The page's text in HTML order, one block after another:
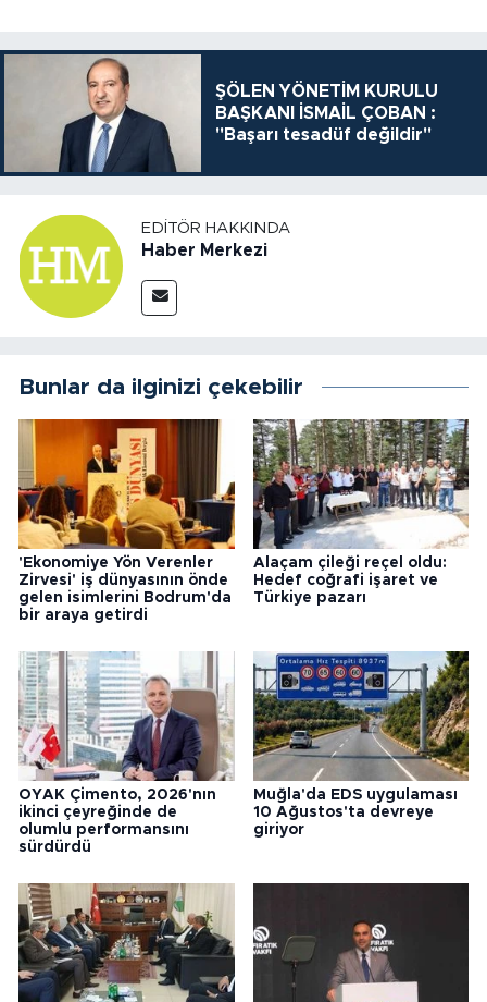
ŞÖLEN YÖNETİM KURULU
BAŞKANI İSMAİL ÇOBAN :
"Başarı tesadüf değildir"
EDITÖR HAKKINDA
Haber Merkezi
Bunlar da ilginizi çekebilir
'Ekonomiye Yön Verenler
Zirvesi' iş dünyasının önde
gelen isimlerini Bodrum'da
bir araya getirdi
Alaçam çileği reçel oldu:
Hedef coğrafi işaret ve
Türkiye pazarı
OYAK Çimento, 2026'nın
ikinci çeyreğinde de
olumlu performansını
sürdürdü
Muğla'da EDS uygulaması
10 Ağustos'ta devreye
giriyor